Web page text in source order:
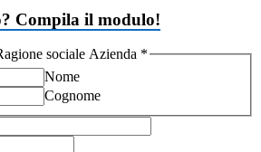
Compila il modulo!
sociale Azienda *
Nome
Cognome